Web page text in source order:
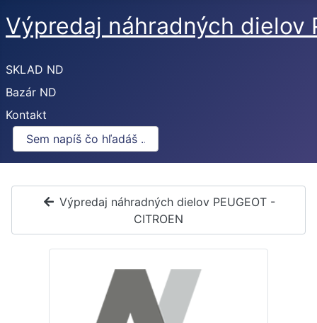
Výpredaj náhradných dielov
SKLAD ND
Bazár ND
Kontakt
Výpredaj náhradných dielov PEUGEOT -
CITROEN